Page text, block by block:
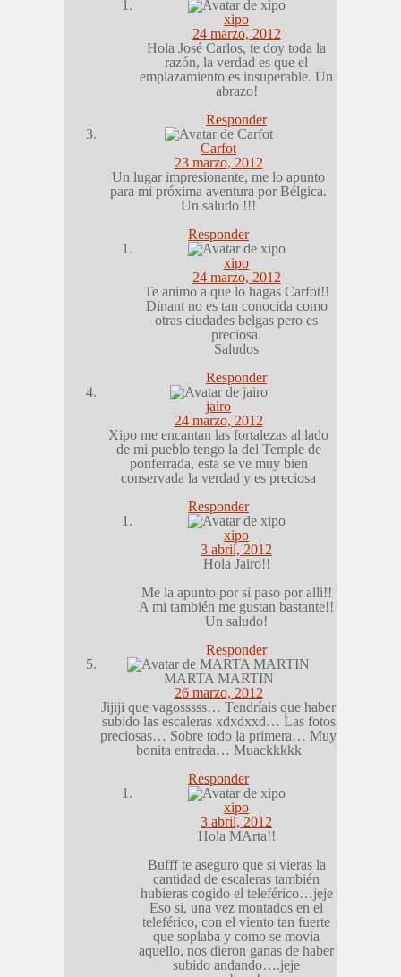
xipo
24 marzo, 2012
Hola José Carlos, te doy toda la
razón, la verdad es que el
emplazamiento es insuperable. Un
abrazo!
Responder
Carfot
23 marzo, 2012
Un lugar impresionante, me lo apunto
para mi próxima aventura por Bélgica.
Un saludo !!!
Responder
xipo
24 marzo, 2012
Te animo a que lo hagas Carfot!!
Dinant no es tan conocida como
otras ciudades belgas pero es
preciosa.
Saludos
Responder
jairo
24 marzo, 2012
Xipo me encantan las fortalezas al lado
de mi pueblo tengo la del Temple de
ponferrada, esta se ve muy bien
conservada la verdad y es preciosa
Responder
xipo
3 abril, 2012
Hola Jairo!!
Me la apunto por si paso por alli!!
A mi también me gustan bastante!!
Un saludo!
Responder
MARTA MARTIN
26 marzo, 2012
Jijiji que vagosssss… Tendríais que haber
subido las escaleras xdxdxxd… Las fotos
preciosas… Sobre todo la primera… Muy
bonita entrada… Muackkkkk
Responder
xipo
3 abril, 2012
Hola MArta!!
Bufff te aseguro que si vieras la
cantidad de escaleras también
hubieras cogido el teleférico…jeje
Eso si, una vez montados en el
teleférico, con el viento tan fuerte
que soplaba y como se movia
aquello, nos dieron ganas de haber
subido andando….jeje